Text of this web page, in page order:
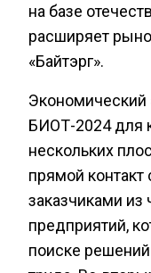
на базе
расширяет
«Байтэрг».
Экономический
БИОТ-2024 для
нескольких
прямой
заказчиками из
предприятий,
поиске